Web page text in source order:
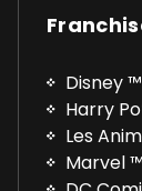
Disney ™
Harry
Les
Marvel ™